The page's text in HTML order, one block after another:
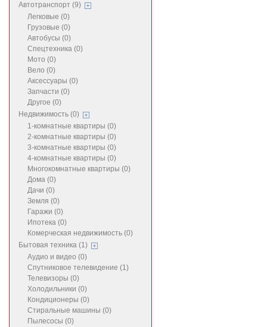
Автотранспорт (9)
Легковые (0)
Грузовые (0)
Автобусы (0)
Спецтехника (0)
Мото (0)
Вело (0)
Аксессуары (0)
Запчасти (0)
Другое (0)
Недвижимость (0)
1-комнатные квартиры (0)
2-комнатные квартиры (0)
3-комнатные квартиры (0)
4-комнатные квартиры (0)
Многокомнатные квартиры (0)
Дома (0)
Дачи (0)
Земля (0)
Гаражи (0)
Ипотека (0)
Комерческая недвижимость (0)
Бытовая техника (1)
Аудио и видео (0)
Спутниковое телевидение (1)
Телевизоры (0)
Холодильники (0)
Кондиционеры (0)
Стиральные машины (0)
Пылесосы (0)